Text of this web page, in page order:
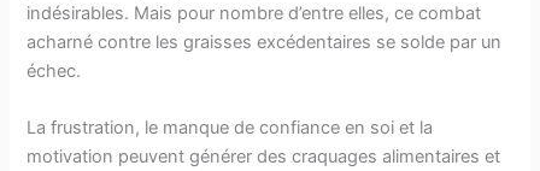
indésirables. Mais pour nombre d’entre elles, ce combat
acharné contre les graisses excédentaires se solde par un
échec.
La frustration, le manque de confiance en soi et la
motivation peuvent générer des craquages alimentaires et